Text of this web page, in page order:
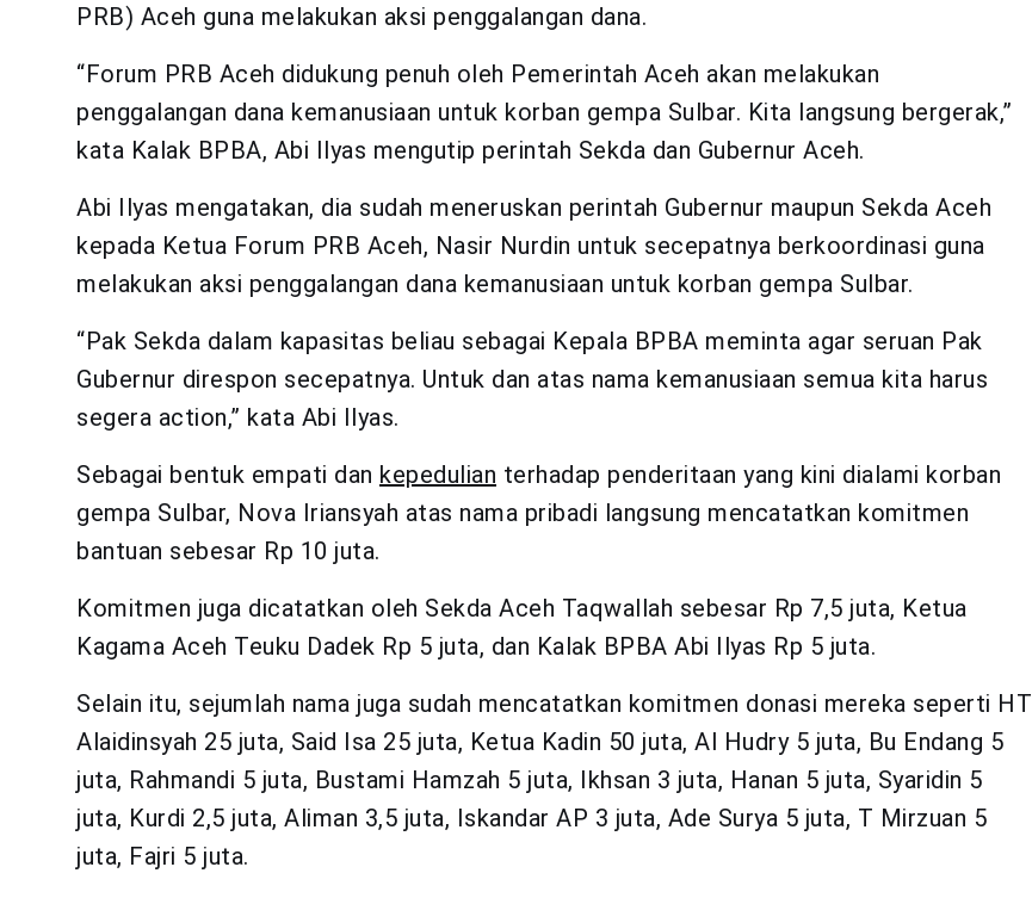
PRB) Aceh guna melakukan aksi penggalangan dana.
“Forum PRB Aceh didukung penuh oleh Pemerintah Aceh akan melakukan
penggalangan dana kemanusiaan untuk korban gempa Sulbar. Kita langsung bergerak,”
kata Kalak BPBA, Abi Ilyas mengutip perintah Sekda dan Gubernur Aceh.
Abi Ilyas mengatakan, dia sudah meneruskan perintah Gubernur maupun Sekda Aceh
kepada Ketua Forum PRB Aceh, Nasir Nurdin untuk secepatnya berkoordinasi guna
melakukan aksi penggalangan dana kemanusiaan untuk korban gempa Sulbar.
“Pak Sekda dalam kapasitas beliau sebagai Kepala BPBA meminta agar seruan Pak
Gubernur direspon secepatnya. Untuk dan atas nama kemanusiaan semua kita harus
segera action,” kata Abi Ilyas.
Sebagai bentuk empati dan kepedulian terhadap penderitaan yang kini dialami korban
gempa Sulbar, Nova Iriansyah atas nama pribadi langsung mencatatkan komitmen
bantuan sebesar Rp 10 juta.
Komitmen juga dicatatkan oleh Sekda Aceh Taqwallah sebesar Rp 7,5 juta, Ketua
Kagama Aceh Teuku Dadek Rp 5 juta, dan Kalak BPBA Abi Ilyas Rp 5 juta.
Selain itu, sejumlah nama juga sudah mencatatkan komitmen donasi mereka seperti HT
Alaidinsyah 25 juta, Said Isa 25 juta, Ketua Kadin 50 juta, Al Hudry 5 juta, Bu Endang 5
juta, Rahmandi 5 juta, Bustami Hamzah 5 juta, Ikhsan 3 juta, Hanan 5 juta, Syaridin 5
juta, Kurdi 2,5 juta, Aliman 3,5 juta, Iskandar AP 3 juta, Ade Surya 5 juta, T Mirzuan 5
juta, Fajri 5 juta.